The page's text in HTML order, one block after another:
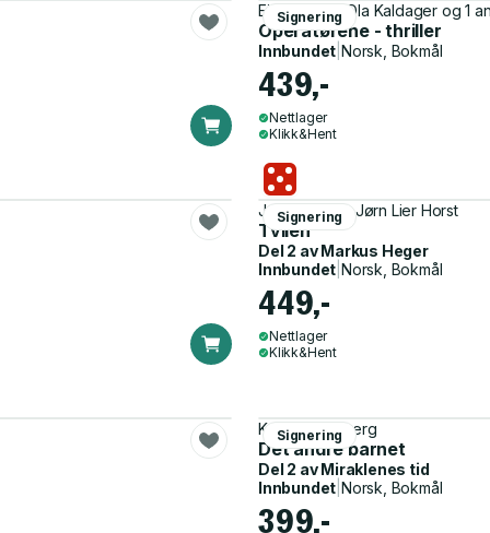
Signering
Eirik Wekre, Ola Kaldager og 1
Operatørene - thriller
Innbundet |Norsk, Bokmål
439,-
Nettlager
Klikk&Hent
Signering
Jan-Erik Fjell, Jørn Lier Horst
Tvilen
Del 2 avMarkus Heger
Innbundet |Norsk, Bokmål
449,-
Nettlager
Klikk&Hent
Signering
Karen B. Forberg
Det andre barnet
Del 2 avMiraklenes tid
Innbundet |Norsk, Bokmål
399,-